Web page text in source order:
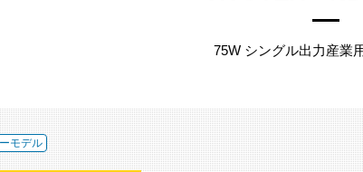
75W シングル出力産業
モデル